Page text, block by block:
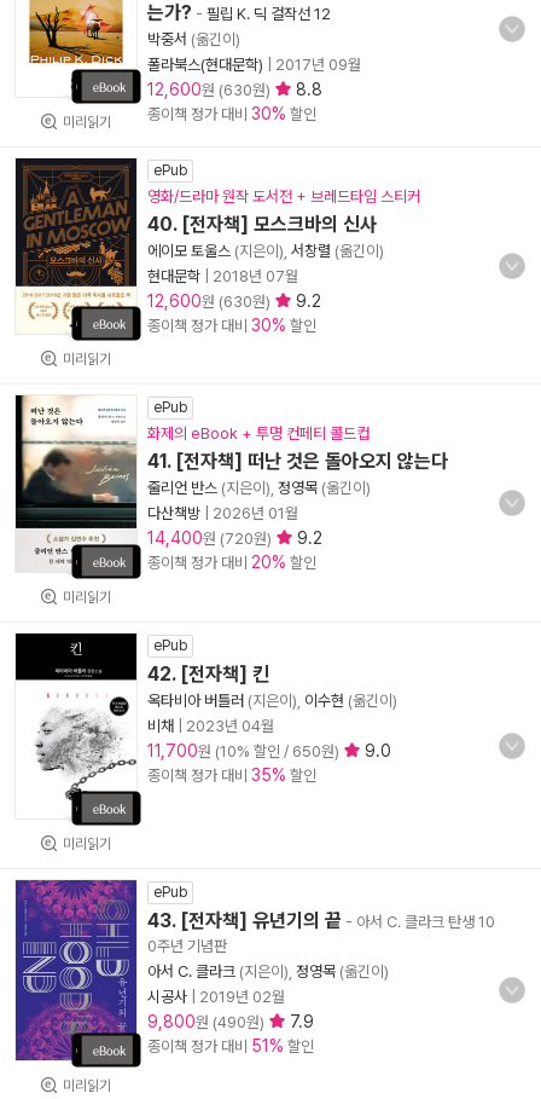
미리읽기
는가? - 필립 K. 딕 걸작선 12
박중서 (옮긴이)
폴라북스(현대문학)
2017년 09월
12,600원 (630원) 8.8
종이책 정가 대비 30% 할인
미리읽기
ePub
영화/드라마 원작 도서전 + 브레드타임 스티커
40. [전자책] 모스크바의 신사
에이모 토울스 (지은이), 서창렬 (옮긴이)
현대문학
2018년 07월
12,600원 (630원) 9.2
종이책 정가 대비 30% 할인
미리읽기
ePub
화제의 eBook + 투명 컨페티 콜드컵
41. [전자책] 떠난 것은 돌아오지 않는다
줄리언 반스 (지은이), 정영목 (옮긴이)
다산책방
2026년 01월
14,400원 (720원) 9.2
종이책 정가 대비 20% 할인
미리읽기
ePub
42. [전자책] 킨
옥타비아 버틀러 (지은이), 이수현 (옮긴이)
비채
2023년 04월
11,700원 (10% 할인 / 650원) 9.0
종이책 정가 대비 35% 할인
미리읽기
ePub
43. [전자책] 유년기의 끝 - 아서 C. 클라크 탄생 10
0주년 기념판
아서 C. 클라크 (지은이), 정영목 (옮긴이)
시공사
2019년 02월
9,800원 (490원) 7.9
종이책 정가 대비 51% 할인